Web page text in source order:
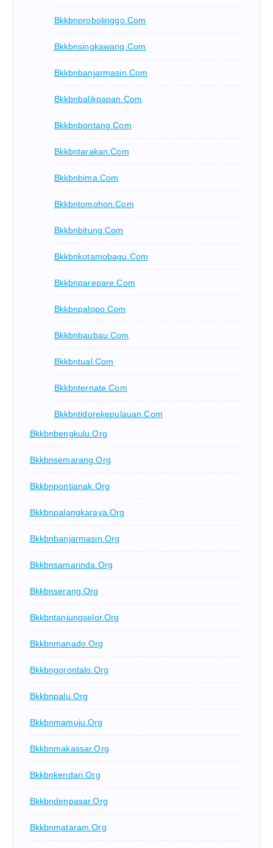
Bkkbnprobolinggo.com
Bkkbnsingkawang.com
Bkkbnbanjarmasin.com
Bkkbnbalikpapan.com
Bkkbnbontang.com
Bkkbntarakan.com
Bkkbnbima.com
Bkkbntomohon.com
Bkkbnbitung.com
Bkkbnkotamobagu.com
Bkkbnparepare.com
Bkkbnpalopo.com
Bkkbnbaubau.com
Bkkbntual.com
Bkkbnternate.com
Bkkbntidorekepulauan.com
Bkkbnbengkulu.org
Bkkbnsemarang.org
Bkkbnpontianak.org
Bkkbnpalangkaraya.org
Bkkbnbanjarmasin.org
Bkkbnsamarinda.org
Bkkbnserang.org
Bkkbntanjungselor.org
Bkkbnmanado.org
Bkkbngorontalo.org
Bkkbnpalu.org
Bkkbnmamuju.org
Bkkbnmakassar.org
Bkkbnkendari.org
Bkkbndenpasar.org
Bkkbnmataram.org